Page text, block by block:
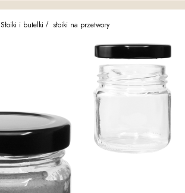
Słoiki i butelki słoiki na przetwory